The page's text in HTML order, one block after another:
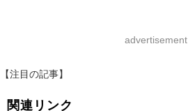
advertisement
【注目の記事】
関連リンク